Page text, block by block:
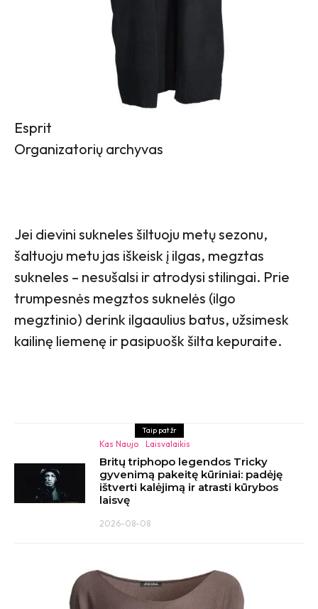
Esprit
Organizatorių archyvas
Jei dievini sukneles šiltuoju metų sezonu,
šaltuoju metu jas iškeisk į ilgas, megztas
sukneles – nesušalsi ir atrodysi stilingai. Prie
trumpesnės megztos suknelės (ilgo
megztinio) derink ilgaaulius batus, užsimesk
kailinę liemenę ir pasipuošk šilta kepuraite.
Taip pat žr
Kas Naujo Laisvalaikis
Britų triphopo legendos Tricky
gyvenimą pakeitę kūriniai: padėję
ištverti kalėjimą ir atrasti kūrybos
laisvę
2026-08-08